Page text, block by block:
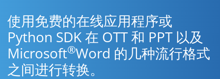
使用免费的在线应用程序或
Python SDK 在 OTT 和 PPT 以及
Microsoft®Word 的几种流行格式
之间进行转换。